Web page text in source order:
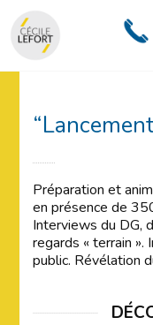
Préparation et
en présence de
Interviews du DG,
regards « terrain
public. Révélation